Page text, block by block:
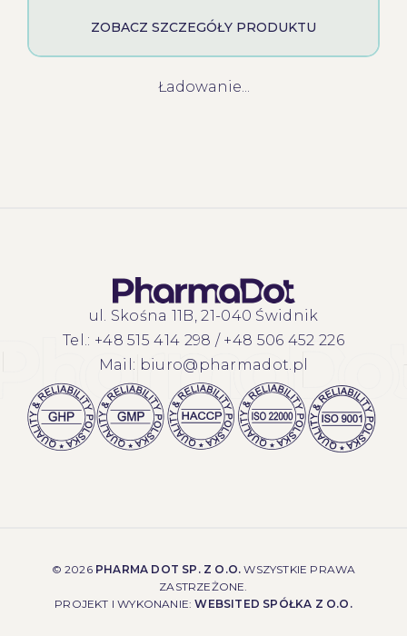
ZOBACZ SZCZEGÓŁY PRODUKTU
Ładowanie...
ul. Skośna 11B, 21-040 Świdnik
Tel.: +48 515 414 298 / +48 506 452 226
Mail: biuro@pharmadot.pl
© 2026 PHARMA DOT SP. Z O.O. WSZYSTKIE PRAWA
ZASTRZEŻONE.
PROJEKT I WYKONANIE:WEBSITED SPÓŁKA Z O.O.